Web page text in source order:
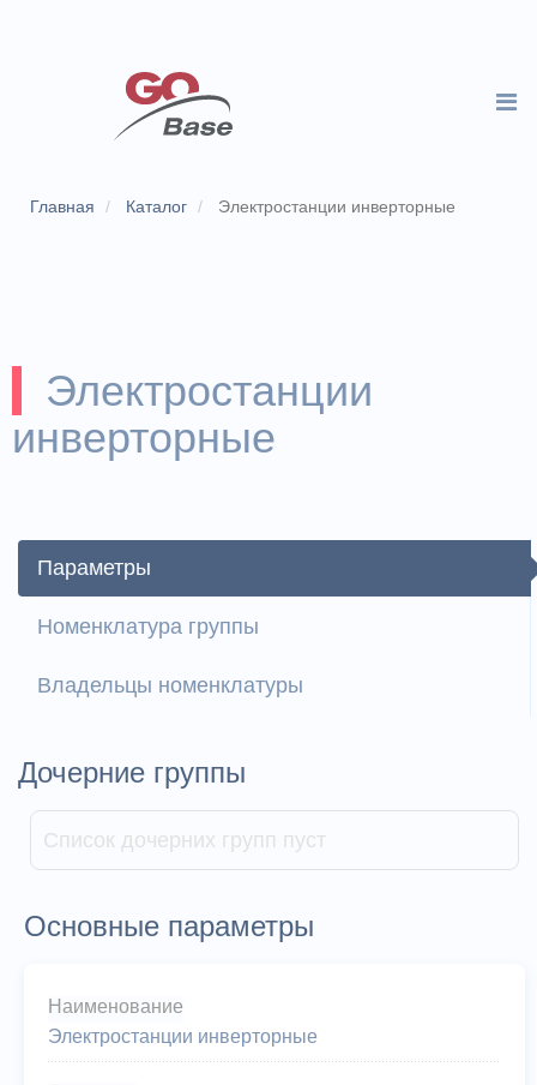
Главная Каталог Электростанции инверторные
Электростанции
инверторные
Параметры
Номенклатура группы
Владельцы номенклатуры
Дочерние группы
Список дочерних групп пуст
Основные параметры
Наименование
Электростанции инверторные